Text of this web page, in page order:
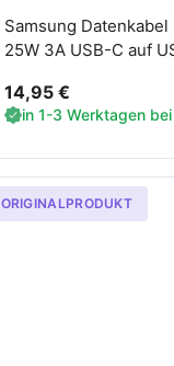
Samsung Datenkabel
25W 3A USB-C auf
14,95 €
in 1-3 Werktagen
ORIGINALPRODUKT